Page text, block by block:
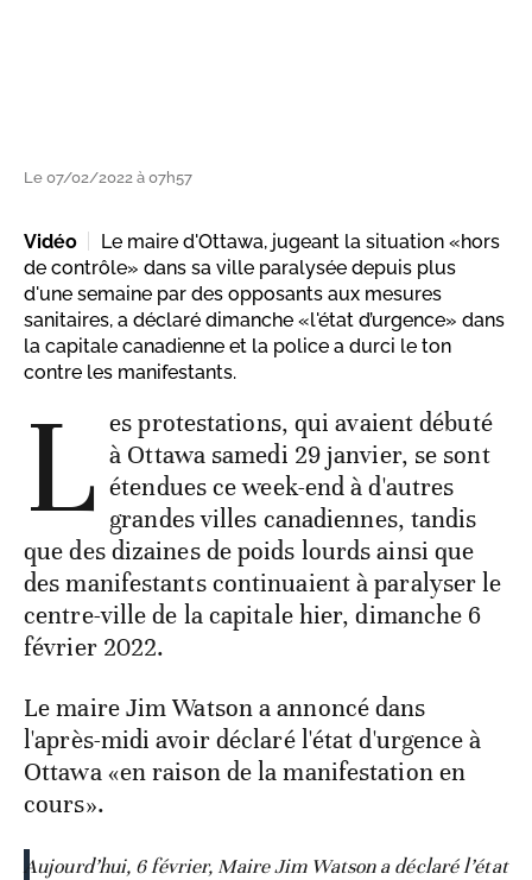
Le 07/02/2022 à 07h57
Vidéo
Le maire d'Ottawa, jugeant la situation «hors
de contrôle» dans sa ville paralysée depuis plus
d'une semaine par des opposants aux mesures
sanitaires, a déclaré dimanche «l'état d’urgence» dans
la capitale canadienne et la police a durci le ton
contre les manifestants.
L es protestations, qui avaient débuté
à Ottawa samedi 29 janvier, se sont
étendues ce week-end à d'autres
grandes villes canadiennes, tandis
que des dizaines de poids lourds ainsi que
des manifestants continuaient à paralyser le
centre-ville de la capitale hier, dimanche 6
février 2022.
Le maire Jim Watson a annoncé dans
l'après-midi avoir déclaré l'état d'urgence à
Ottawa «en raison de la manifestation en
cours».
Aujourd’hui, 6 février, Maire Jim Watson a déclaré l’état